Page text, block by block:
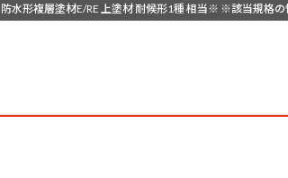
水形複層塗材E/RE 上塗材 耐候形1種 相当※ ※該当規格